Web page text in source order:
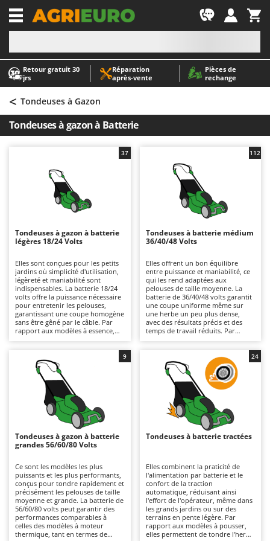
Retour gratuit 30
jrs
Réparation
après‑vente
Pièces de
rechange
-1
A
Abris de jardin
Accessoires pour tracteurs tondeuses autoportés
Aérateurs Scarificateurs pour gazon
Arracheuses de pommes de terre pour tracteur
Aspirateurs - Balais Électriques
Aspirateurs à cendres
Aspirateurs à feuilles sur roues
Aspirateurs de piscine
Atomiseurs agricoles pour tracteurs
Atomiseurs pour traitements
Autolaveuses
Autres produits
B
Balayeuses
Bancs de scie pour le bois - Scies à bûches
Barbecues
Bennes pour tracteur
Brosses pour sols extérieurs
Brouettes à moteur
Broyeurs à axe horizontal pour tracteur
Butteurs pour tracteur
C
Chargeurs de batterie - Démarreurs
Charrues pour tracteur
A
AgriEuro Premium
AgriEuro TOP-LINE
AGT
Airmec
AL-KO
ALA 2000
Alpina
Ama
Ambrogio Robot
Annovi Reverberi
ANTHBOT
Archman
Ardes
Argo
Ariete
Attila
Ausonia
Awelco
B
Baesso
Bahco
< Tondeuses à Gazon
Tondeuses à gazon à Batterie
Tondeuses à gazon à batterie
légères 18/24 Volts
Elles sont conçues pour les petits
jardins où simplicité d'utilisation,
légèreté et maniabilité sont
indispensables. La batterie 18/24
volts offre la puissance nécessaire
pour entretenir les pelouses,
garantissant une coupe homogène
sans être gêné par le câble. Par
rapport aux modèles à essence,
résidentielles. Pour l'entretien, il
suffit de maintenir la batterie
chargée, que la machine ne soit
pas utilisée pendant une longue
période ou de la recharger après
utilisation, et de vérifier
régulièrement l'état de la lame.
37
Tondeuses à batterie médium
36/40/48 Volts
Elles offrent un bon équilibre
entre puissance et maniabilité, ce
qui les rend adaptées aux
pelouses de taille moyenne. La
batterie de 36/40/48 volts garantit
une coupe uniforme même sur
une herbe un peu plus dense,
avec des résultats précis et des
temps de travail réduits. Par
travailler plus longtemps avec des
performances constantes, sans
compromettre excessivement la
maniabilité et la mobilité.
L'entretien est minime : il suffit de
maintenir les batteries chargées,
soit en les rechargeant après
utilisation, soit pendant les
périodes d'inactivité de la
machine, et de vérifier
périodiquement l'état des lames.
112
Tondeuses à gazon à batterie
grandes 56/60/80 Volts
Ce sont les modèles les plus
puissants et les plus performants,
conçus pour tondre rapidement et
précisément les pelouses de taille
moyenne et grande. La batterie de
56/60/80 volts peut garantir des
performances comparables à
celles des modèles à moteur
thermique, tant en termes de
9
Tondeuses à batterie tractées
Elles combinent la praticité de
l'alimentation par batterie et le
confort de la traction
automatique, réduisant ainsi
l'effort de l'opérateur, même dans
les grands jardins ou sur des
terrains en pente légère. Par
rapport aux modèles à pousser,
elles permettent de tondre l'herbe
24